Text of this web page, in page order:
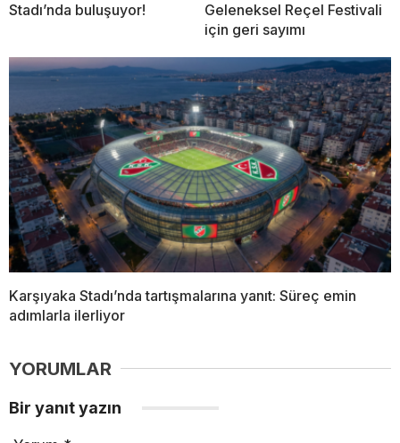
Stadı’nda buluşuyor!
Geleneksel Reçel Festivali
için geri sayımı
Karşıyaka Stadı’nda tartışmalarına yanıt: Süreç emin
adımlarla ilerliyor
YORUMLAR
Bir yanıt yazın